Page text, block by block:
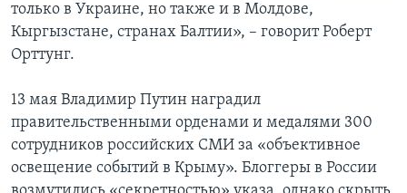
только в Украине, но также и в Молдове,
Кыргызстане, странах Балтии», – говорит Роберт
Орттунг.
13 мая Владимир Путин наградил
правительственными орденами и медалями 300
сотрудников российских СМИ за «объективное
освещение событий в Крыму». Блоггеры в России